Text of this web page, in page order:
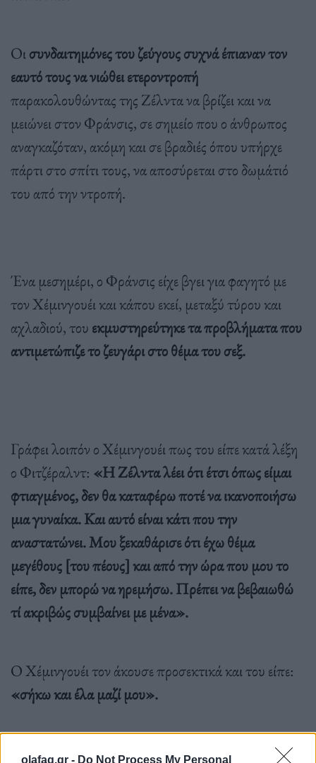
olafaq.gr - Do Not Process My Personal
Οισυνδαιτημόνες του ζεύγους συχνά έπιαναν τον
εαυτό τους να νιώθει ετεροντροπή
παρακολουθώντας της Ζέλντα να βρίζει και να
μειώνει στον Φράνσις, σε σημείο που ο άνθρωπος
αναγκαζόταν, ακόμη και σε βραδιές όπου υπήρχε
πάρτι στο σπίτι τους, να αποσύρεται στο δωμάτιό
του από την ντροπή.
Ένα μεσημέρι, ο Φράνσις είχε βγει για φαγητό με
τον Χέμινγουέι και κάπου εκεί, μεταξύ τύρου και
αχλαδιού, του εκμυστηρεύτηκε τα προβλήματα που
αντιμετώπιζε το ζευγάρι στο θέμα του σεξ.
Γράφει λοιπόν ο Χέμινγουέι πως του είπε κατά λέξη
ο Φιτζέραλντ: «Η Ζέλντα λέει ότι έτσι όπως είμαι
φτιαγμένος, δεν θα καταφέρω ποτέ να ικανοποιήσω
μια γυναίκα. Και αυτό είναι κάτι που την
αναστατώνει. Μου ξεκαθάρισε ότι έχω θέμα
μεγέθους [του πέους] και από την ώρα που μου το
είπε, δεν μπορώ να ηρεμήσω. Πρέπει να βεβαιωθώ
τί ακριβώς συμβαίνει με μένα».
Ο Χέμινγουέι τον άκουσε προσεκτικά και του είπε:
«σήκω και έλα μαζί μου».